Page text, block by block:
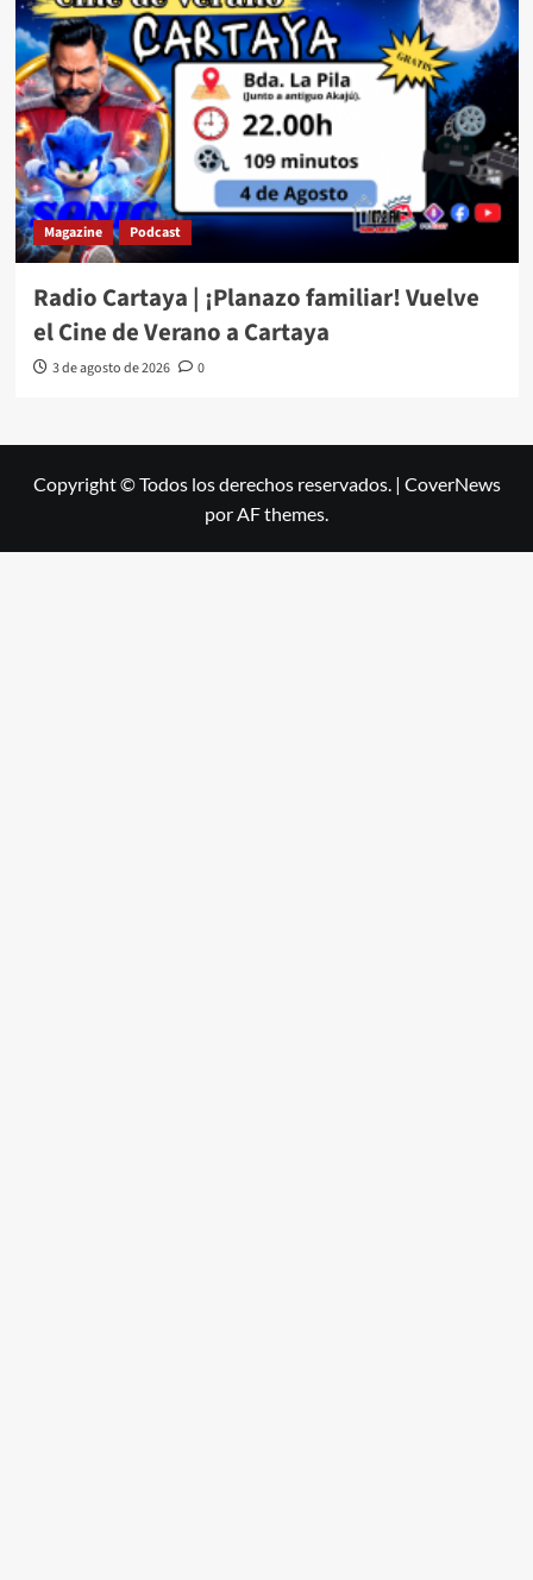
Magazine Podcast
Radio Cartaya | ¡Planazo familiar! Vuelve
el Cine de Verano a Cartaya
3 de agosto de 2026 0
Copyright © Todos los derechos reservados. | CoverNews
por AF themes.